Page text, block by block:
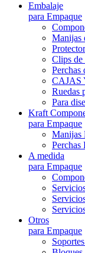
Embalaje
para Empaque
Manijas
Clips de
Perchas
CAJAS
Ruedas
Para
Kraft
para Empaque
Manijas
Perchas
A medida
para Empaque
Otros
para Empaque